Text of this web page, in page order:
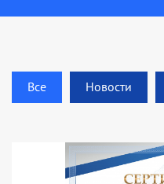
Все Новости